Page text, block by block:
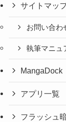
サイトマッ
お問い合わ
執筆マニュ
MangaDock
アプリ一覧
フラッシュ